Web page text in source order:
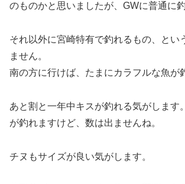
のものかと思いましたが、GWに普通に
それ以外に宮崎特有で釣れるもの、とい
ません。
南の方に行けば、たまにカラフルな魚が
あと割と一年中キスが釣れる気がします
が釣れますけど、数は出ませんね。
チヌもサイズが良い気がします。